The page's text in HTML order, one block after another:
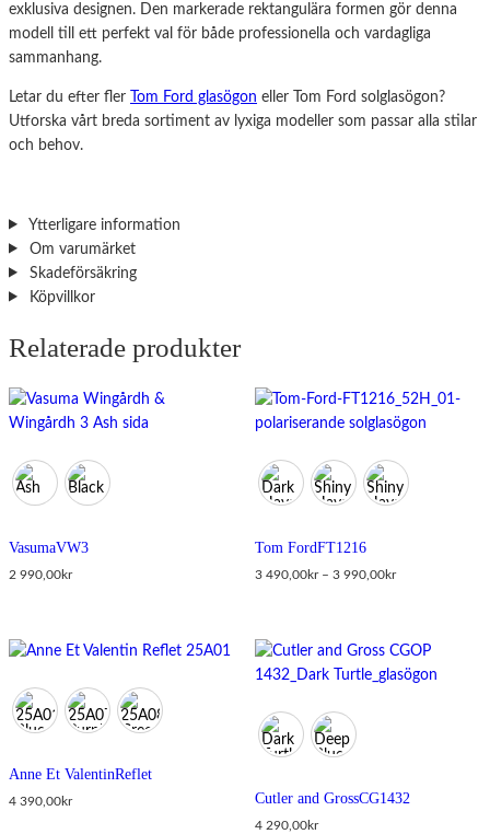
exklusiva designen. Den markerade rektangulära formen gör denna
modell till ett perfekt val för både professionella och vardagliga
sammanhang.
Letar du efter fler Tom Ford glasögon eller Tom Ford solglasögon?
Utforska vårt breda sortiment av lyxiga modeller som passar alla stilar
och behov.
Ytterligare information
Om varumärket
Skadeförsäkring
Köpvillkor
Relaterade produkter
VasumaVW3
2 990,00kr
Tom FordFT1216
3 490,00kr – 3 990,00krPrisintervall:
3
990,00kr
Anne Et ValentinReflet
4 390,00kr Cutler and GrossCG1432
4 290,00kr